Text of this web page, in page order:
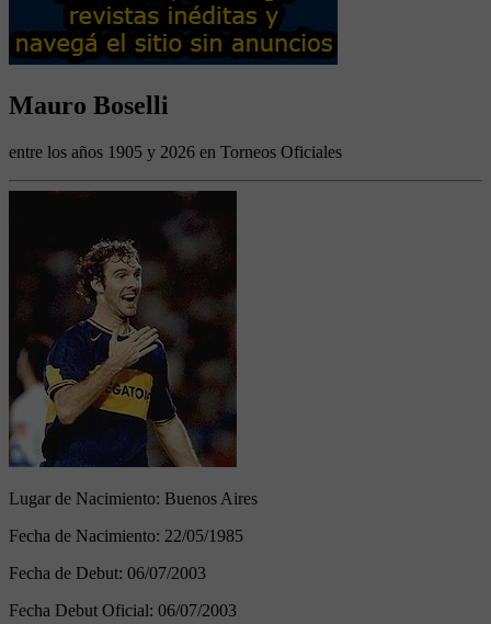
Mauro Boselli
entre los años 1905 y 2026 en Torneos Oficiales
Lugar de Nacimiento: Buenos Aires
Fecha de Nacimiento: 22/05/1985
Fecha de Debut: 06/07/2003
Fecha Debut Oficial: 06/07/2003